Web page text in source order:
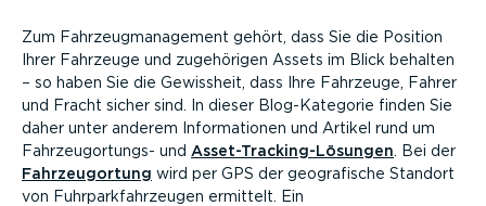
Zum Fahrzeugmanagement gehört, dass Sie die Position
Ihrer Fahrzeuge und zugehörigen Assets im Blick behalten
– so haben Sie die Gewissheit, dass Ihre Fahrzeuge, Fahrer
und Fracht sicher sind. In dieser Blog-Kategorie finden Sie
daher unter anderem Informationen und Artikel rund um
Fahrzeugortungs- und Asset-Tracking-Lösungen . Bei der
Fahrzeugortung wird per GPS der geografische Standort
von Fuhrparkfahrzeugen ermittelt. Ein